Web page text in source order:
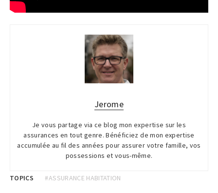
Jerome
Je vous partage via ce blog mon expertise sur les
assurances en tout genre. Bénéficiez de mon expertise
accumulée au fil des années pour assurer votre famille, vos
possessions et vous-même.
TOPICS #ASSURANCE HABITATION